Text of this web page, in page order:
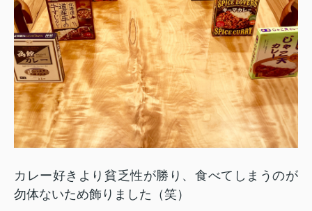
カレー好きより貧乏性が勝り、食べてしまうのが
勿体ないため飾りました（笑）